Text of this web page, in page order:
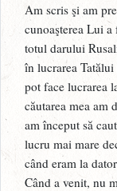
Am scris şi am
cunoaşterea Lui
totul darului
în lucrarea
pot face lucrarea
căutarea mea am
am început să
lucru mai mare
când eram la
Când a venit, nu